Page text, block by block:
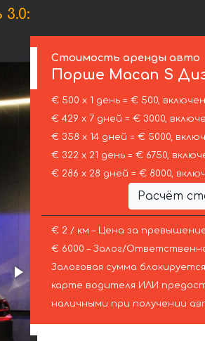
Стоимость аренды авто
Порше Macan S
€ 500 х 1 день = € 500,
€ 429 х 7 дней = € 3000,
€ 358 х 14 дней = € 5000,
€ 322 х 21 день = € 6750,
€ 286 х 28 дней = € 8000,
Расчёт
€ 2 / км – Цена за
€ 6000 – Залог/
Залоговая сумма
карте водителя ИЛИ
наличными при получении